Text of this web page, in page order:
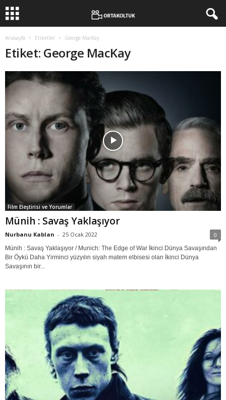
Anasayfa Etiketler George MacKay
Etiket: George MacKay
Film Eleştirisi ve Yorumlar
Münih : Savaş Yaklaşıyor
Nurbanu Kablan - 25 Ocak 2022 0
Münih : Savaş Yaklaşıyor / Munich: The Edge of War İkinci Dünya Savaşından
Bir Öykü Daha Yirminci yüzyılın siyah matem elbisesi olan İkinci Dünya
Savaşının bir...